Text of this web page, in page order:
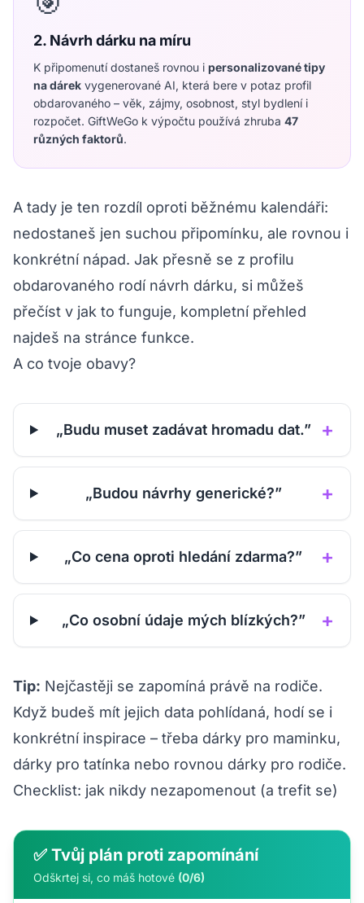
2. Návrh dárku na míru
K připomenutí dostaneš rovnou i personalizované tipy
na dárek vygenerované AI, která bere v potaz profil
obdarovaného – věk, zájmy, osobnost, styl bydlení i
rozpočet. GiftWeGo k výpočtu používá zhruba 47
různých faktorů.
A tady je ten rozdíl oproti běžnému kalendáři:
nedostaneš jen suchou připomínku, ale rovnou i
konkrétní nápad. Jak přesně se z profilu
obdarovaného rodí návrh dárku, si můžeš
přečíst v jak to funguje, kompletní přehled
najdeš na stránce funkce.
A co tvoje obavy?
„Budu muset zadávat hromadu dat.” +
„Budou návrhy generické?” +
„Co cena oproti hledání zdarma?” +
„Co osobní údaje mých blízkých?” +
Tip: Nejčastěji se zapomíná právě na rodiče.
Když budeš mít jejich data pohlídaná, hodí se i
konkrétní inspirace – třeba dárky pro maminku,
dárky pro tatínka nebo rovnou dárky pro rodiče.
Checklist: jak nikdy nezapomenout (a trefit se)
✅ Tvůj plán proti zapomínání
Odškrtej si, co máš hotové (0/6)